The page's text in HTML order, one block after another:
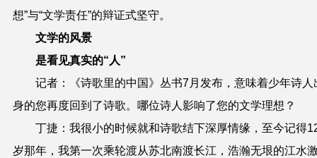
想”与“文学责任”的辩证式坚守。
文学的风景
是看见真实的“人”
记者：《诗歌里的中国》丛书7月发布，意味着少年诗人
身的您再度回到了诗歌。哪位诗人影响了您的文学理想？
丁捷：我很小的时候就和诗歌结下深厚情缘，至今记得
岁那年，我第一次乘轮渡从苏北南渡长江，浩瀚无垠的江水